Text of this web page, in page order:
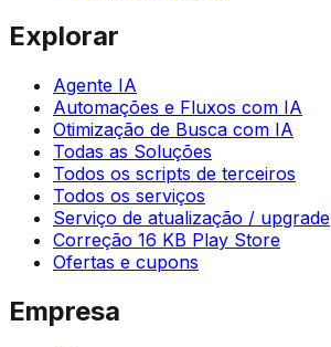
Explorar
Agente IA
Automações e Fluxos com IA
Otimização de Busca com IA
Todas as Soluções
Todos os scripts de terceiros
Todos os serviços
Serviço de atualização / upgrade
Correção 16 KB Play Store
Ofertas e cupons
Empresa